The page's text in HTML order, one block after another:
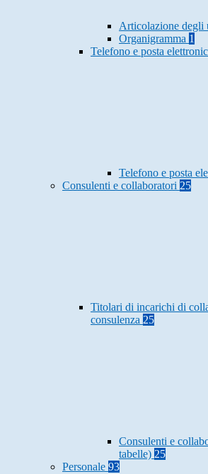
Articolazione degli
Organigramma 1
Telefono e posta
Telefono e posta
Consulenti e collaboratori 25
Titolari di incarichi di
consulenza 25
Consulenti e
tabelle) 25
Personale 93